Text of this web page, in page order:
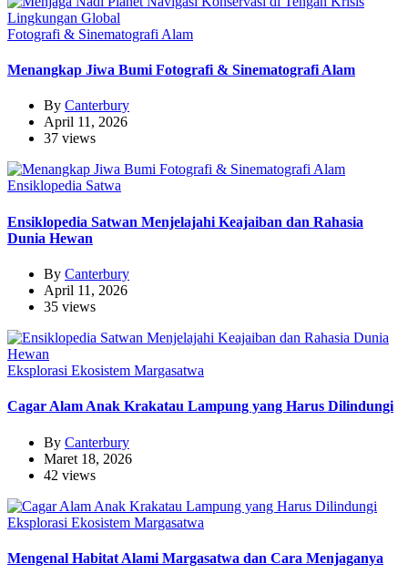
Fotografi & Sinematografi Alam
Menangkap Jiwa Bumi Fotografi & Sinematografi Alam
By Canterbury
April 11, 2026
37 views
Ensiklopedia Satwa
Ensiklopedia Satwan Menjelajahi Keajaiban dan Rahasia
Dunia Hewan
By Canterbury
April 11, 2026
35 views
Eksplorasi Ekosistem Margasatwa
Cagar Alam Anak Krakatau Lampung yang Harus Dilindungi
By Canterbury
Maret 18, 2026
42 views
Eksplorasi Ekosistem Margasatwa
Mengenal Habitat Alami Margasatwa dan Cara Menjaganya